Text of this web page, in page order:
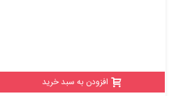
افزودن به سبد خرید